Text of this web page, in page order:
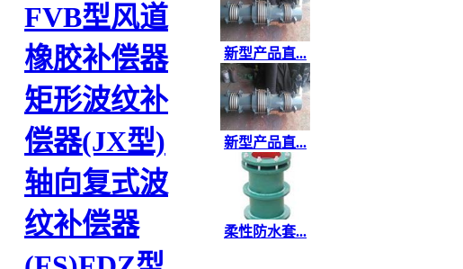
FVB型风道
橡胶补偿器
矩形波纹补
偿器(JX型)
轴向复式波
纹补偿器
新型产品直...
新型产品直...
柔性防水套...